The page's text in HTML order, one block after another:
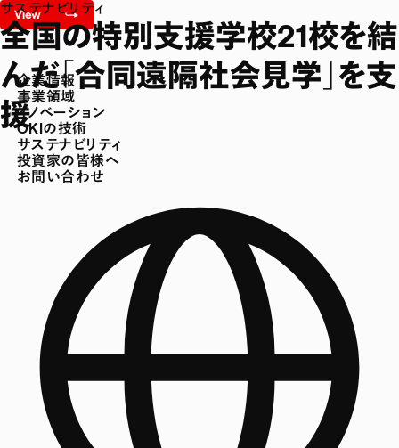
企業情報
事業領域
イノベーション
OKIの技術
サステナビリティ
投資家の皆様へ
お問い合わせ
サステナビリティ
全国の特別支援学校21校を結
んだ「合同遠隔社会見学」を支
援